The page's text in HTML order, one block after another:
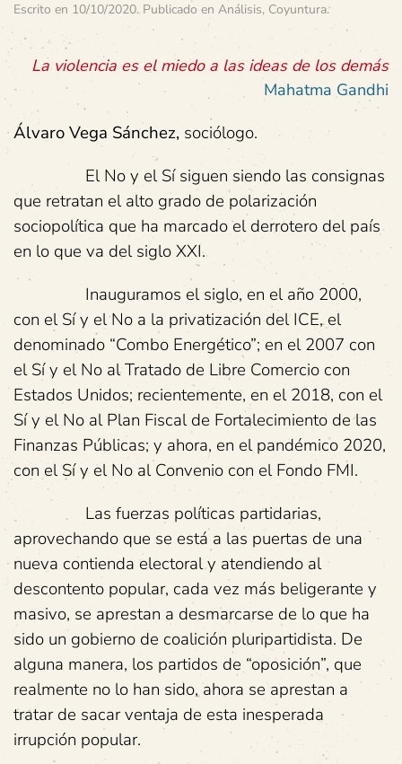
Escrito en 10/10/2020. Publicado en Análisis, Coyuntura.
La violencia es el miedo a las ideas de los demás
Mahatma Gandhi
Álvaro Vega Sánchez, sociólogo.
El No y el Sí siguen siendo las consignas
que retratan el alto grado de polarización
sociopolítica que ha marcado el derrotero del país
en lo que va del siglo XXI.
Inauguramos el siglo, en el año 2000,
con el Sí y el No a la privatización del ICE, el
denominado “Combo Energético”; en el 2007 con
el Sí y el No al Tratado de Libre Comercio con
Estados Unidos; recientemente, en el 2018, con el
Sí y el No al Plan Fiscal de Fortalecimiento de las
Finanzas Públicas; y ahora, en el pandémico 2020,
con el Sí y el No al Convenio con el Fondo FMI.
Las fuerzas políticas partidarias,
aprovechando que se está a las puertas de una
nueva contienda electoral y atendiendo al
descontento popular, cada vez más beligerante y
masivo, se aprestan a desmarcarse de lo que ha
sido un gobierno de coalición pluripartidista. De
alguna manera, los partidos de “oposición”, que
realmente no lo han sido, ahora se aprestan a
tratar de sacar ventaja de esta inesperada
irrupción popular.